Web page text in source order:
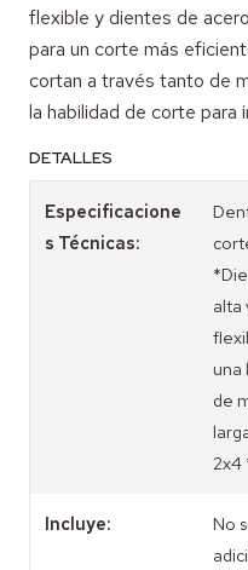
flexible y dientes de
para un corte más
cortan a través tanto de
la habilidad de corte para
DETALLES
Especificacione
s Técnicas:
alta
una
de
2x4
Incluye:
No